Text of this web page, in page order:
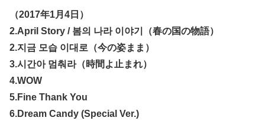
（2017年1月4日）
2.April Story / 봄의 나라 이야기（春の国の物語）
2.지금 모습 이대로（今の姿まま）
3.시간아 멈춰라（時間よ止まれ）
4.WOW
5.Fine Thank You
6.Dream Candy (Special Ver.)